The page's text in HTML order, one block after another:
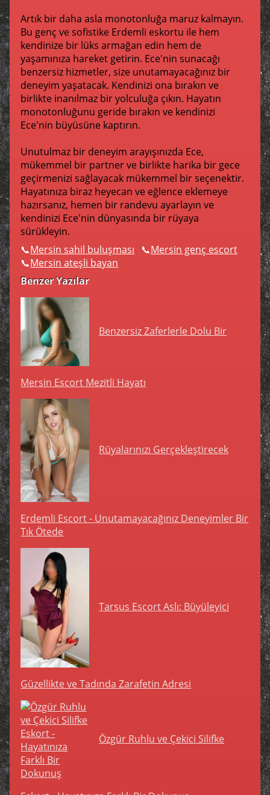
Artık bir daha asla monotonluğa maruz kalmayın.
Bu genç ve sofistike Erdemli eskortu ile hem
kendinize bir lüks armağan edin hem de
yaşamınıza hareket getirin. Ece'nin sunacağı
benzersiz hizmetler, size unutamayacağınız bir
deneyim yaşatacak. Kendinizi ona bırakın ve
birlikte inanılmaz bir yolculuğa çıkın. Hayatın
monotonluğunu geride bırakın ve kendinizi
Ece'nin büyüsüne kaptırın.
Unutulmaz bir deneyim arayışınızda Ece,
mükemmel bir partner ve birlikte harika bir gece
geçirmenizi sağlayacak mükemmel bir seçenektir.
Hayatınıza biraz heyecan ve eğlence eklemeye
hazırsanız, hemen bir randevu ayarlayın ve
kendinizi Ece'nin dünyasında bir rüyaya
sürükleyin.
Mersin sahil buluşması
Mersin genç escort
Mersin ateşli bayan
Benzer Yazılar
Benzersiz Zaferlerle Dolu Bir
Mersin Escort Mezitli Hayatı
Rüyalarınızı Gerçekleştirecek
Erdemli Escort - Unutamayacağınız Deneyimler Bir
Tık Ötede
Tarsus Escort Aslı: Büyüleyici
Güzellikte ve Tadında Zarafetin Adresi
Özgür Ruhlu ve Çekici Silifke